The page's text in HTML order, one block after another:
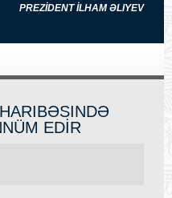
PREZİDENT İLHAM ƏLIYEV
EDİR